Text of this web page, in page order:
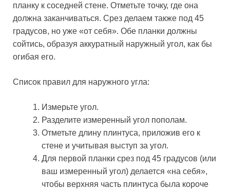
планку к соседней стене. Отметьте точку, где она
должна заканчиваться. Срез делаем также под 45
градусов, но уже «от себя». Обе планки должны
сойтись, образуя аккуратный наружный угол, как бы
огибая его.
Список правил для наружного угла:
Измерьте угол.
Разделите измеренный угол пополам.
Отметьте длину плинтуса, приложив его к
стене и учитывая выступ за угол.
Для первой планки срез под 45 градусов (или
ваш измеренный угол) делается «на себя»,
чтобы верхняя часть плинтуса была короче